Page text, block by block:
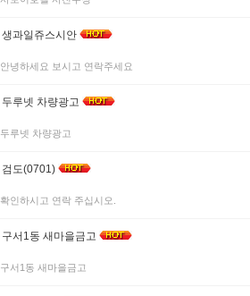
생과일쥬스시안
안녕하세요 보시고 연락주세요
두루넷 차량광고
두루넷 차량광고
검도(0701)
확인하시고 연락 주십시오.
구서1동 새마을금고
구서1동 새마을금고